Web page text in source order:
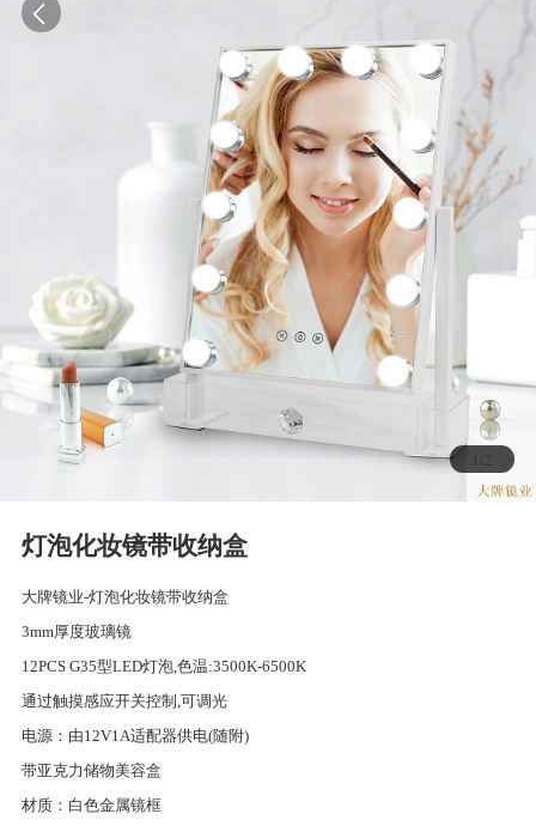
灯泡化妆镜带收纳盒
大牌镜业-灯泡化妆镜带收纳盒
3mm厚度玻璃镜
12PCS G35型LED灯泡,色温:3500K-6500K
通过触摸感应开关控制,可调光
电源：由12V1A适配器供电(随附)
带亚克力储物美容盒
材质：白色金属镜框